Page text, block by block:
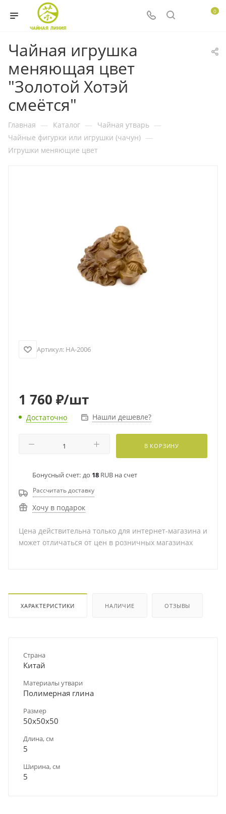
0
Чайная игрушка
меняющая цвет
"Золотой Хотэй
смеётся"
Главная — Каталог — Чайная утварь —
Чайные фигурки или игрушки (чачун) —
Игрушки меняющие цвет
Артикул: HA-2006
1 760 ₽/шт
Достаточно Нашли дешевле?
В КОРЗИНУ
Бонусный счет: до 18 RUB на счет
Рассчитать доставку
Хочу в подарок
Цена действительна только для интернет-магазина и
может отличаться от цен в розничных магазинах
ХАРАКТЕРИСТИКИ НАЛИЧИЕ ОТЗЫВЫ
Страна
Китай
Материалы утвари
Полимерная глина
Размер
50х50х50
Длина, см
5
Ширина, см
5